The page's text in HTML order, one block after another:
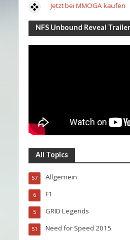
Jetzt bei MMOGA kaufen
NFS Unbound Reveal Trailer
All Topics
Allgemein
57
F1
6
GRID Legends
5
Need for Speed 2015
51